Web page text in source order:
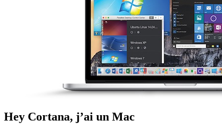
Hey Cortana, j’ai un Mac